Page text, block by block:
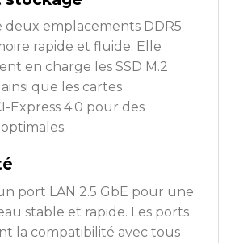
deux emplacements DDR5
rapide et fluide. Elle
en charge les SSD M.2
que les cartes
Express 4.0 pour des
port LAN 2.5 GbE pour une
stable et rapide. Les ports
la compatibilité avec tous